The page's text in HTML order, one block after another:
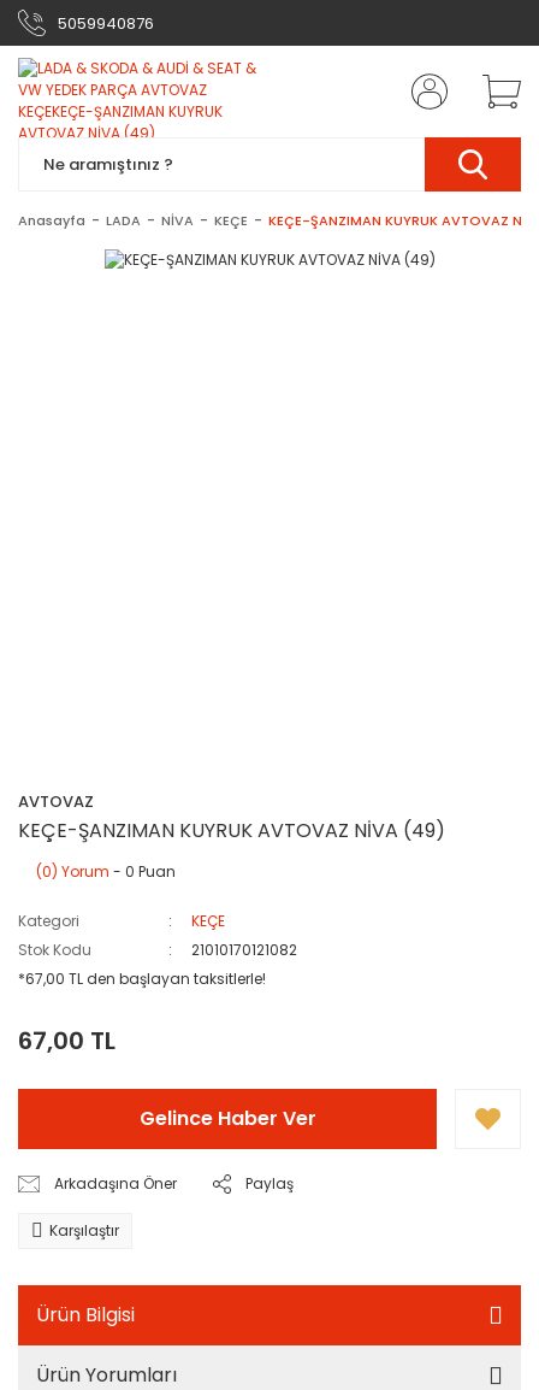
5059940876
Anasayfa LADA NİVA KEÇE KEÇE-ŞANZIMAN KUYRUK AVTOVAZ
AVTOVAZ
KEÇE-ŞANZIMAN KUYRUK AVTOVAZ NİVA (49)
(0) Yorum - 0 Puan
Kategori
KEÇE
Stok Kodu
21010170121082
*67,00 TL den başlayan taksitlerle!
67,00 TL
Gelince Haber Ver
Arkadaşına Öner Paylaş
Karşılaştır
Ürün Bilgisi
Ürün Yorumları